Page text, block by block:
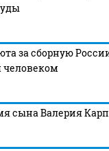
за сборную
сына Валерия